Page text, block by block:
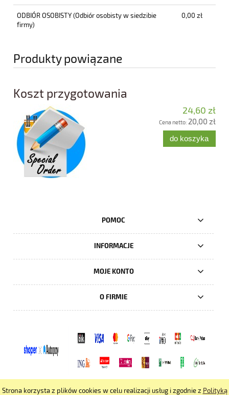
Strona korzysta z plików cookies w celu realizacji usług i zgodnie z Polityką
ODBIÓR OSOBISTY(Odbiór osobisty w siedzibie
firmy)
0,00 zł
Produkty powiązane
Koszt przygotowania
24,60 zł
Cena netto: 20,00 zł
do koszyka
POMOC
INFORMACJE
MOJE KONTO
O FIRMIE